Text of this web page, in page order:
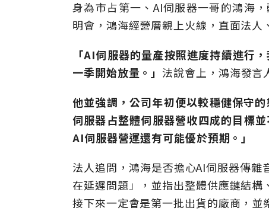
身為市占第一、AI伺服器一哥的鴻海
明會，鴻海經營層親上火線，直面法人
「AI伺服器的量產按照進度持續進行
一季開始放量。」 法說會上，鴻海發言
他並強調，公司年初便以較穩健保守
伺服器占整體伺服器營收四成的目標
AI伺服器營運還有可能優於預期。」
法人追問，鴻海是否擔心AI伺服器傳
在延遲問題」，並指出整體供應鏈結構
接下來一定會是第一批出貨的廠商，並